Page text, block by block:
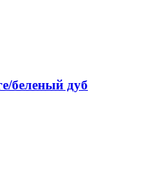
беленый дуб